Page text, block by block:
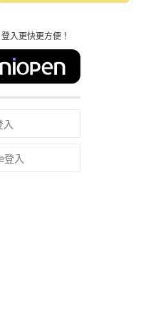
入更快更方便！
入
登入